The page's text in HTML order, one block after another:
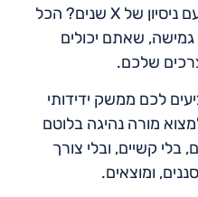
לסנן. רוצים לראות רק מורים עם ניסיון של X שנים? הכל
שאתם יכולים
שלכם.
לכם ממשק ידידותי
מורה נהיגה בלוטם
בלי קשיים, ובלי צורך
ומוצאים.